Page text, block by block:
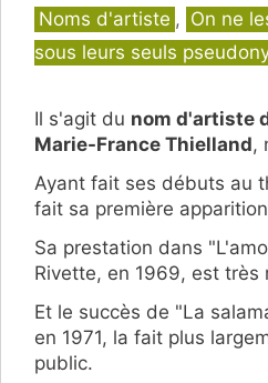
Catégories
Noms d'artiste , On ne
sous leurs seuls
Il s'agit du nom d'artiste
Marie-France Thielland,
Ayant fait ses débuts au
fait sa première
Sa prestation dans
Rivette, en 1969, est très
Et le succès de "La
en 1971, la fait plus
public.